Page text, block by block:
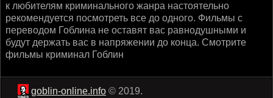
к любителям криминального жанра настоятельно
рекомендуется посмотреть все до одного. Фильмы с
переводом Гоблина не оставят вас равнодушными и
будут держать вас в напряжении до конца. Смотрите
фильмы криминал Гоблин
goblin-online.info © 2019.